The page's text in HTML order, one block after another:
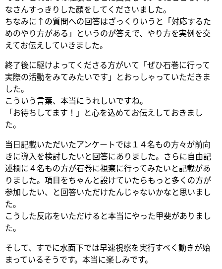
なさんすっきりした顔をしてくださいました。
ちなみに↑の質問への回答はざっくりいうと「対応するた
めのやり方がある」というのが答えで、やり方を実例を交
えてお伝えしていきました。
終了後に駆けよってくださる方がいて「ぜひ石巻に行って
実際の活動をみてみたいです」とおっしゃっていただきま
した。
こういう言葉、本当にうれしいですね。
「お待ちしてます！」と心を込めてお伝えしておきまし
た。
当日記載いただいたアンケートでは１４名もの方々が前向
きに導入を検討したいと回答にありました。さらに自由記
述欄に４名もの方が石巻に視察に行ってみたいと記載があ
りました。項目をちゃんと設けていたらもっと多くの方が
参加したい、と回答いただけたんじゃないかなと思いまし
た。
こうした反応をいただけると本当にやった甲斐がありまし
た。
そして、すでに水面下では早速視察を実行すべく動きが始
まっているそうです。本当に楽しみです。